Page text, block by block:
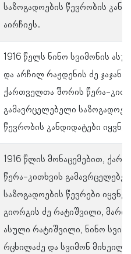
საზოგადოების წევრობის
აირჩიეს.
1916 წელს ნინო სვიმონის
და არჩილ რაჟდენის ძე
ქართველთა შორის წერა-
გამავრცელებელი
წევრობის კანდიდატები
1916 წლის მონაცემებით,
წერა-კითხვის
საზოგადოების წევრები
გიორგის ძე რატიშვილი,
ასული რატიშვილი, ნინო
რცხილაძე და სვიმონ